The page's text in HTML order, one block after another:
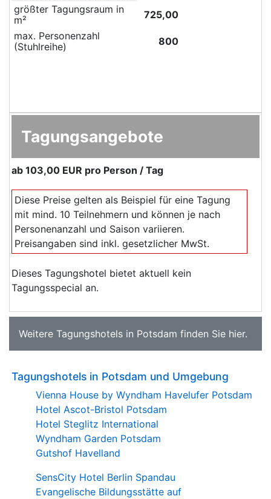
größter Tagungsraum in
m²
725,00
max. Personenzahl
(Stuhlreihe)
800
Tagungsangebote
ab 103,00 EUR pro Person / Tag
Diese Preise gelten als Beispiel für eine Tagung
mit mind. 10 Teilnehmern und können je nach
Personenanzahl und Saison variieren.
Preisangaben sind inkl. gesetzlicher MwSt.
Dieses Tagungshotel bietet aktuell kein
Tagungsspecial an.
Weitere Tagungshotels in Potsdam finden Sie hier.
Tagungshotels in Potsdam und Umgebung
Vienna House by Wyndham Havelufer Potsdam
Hotel Ascot-Bristol Potsdam
Hotel Steglitz International
Wyndham Garden Potsdam
Gutshof Havelland
SensCity Hotel Berlin Spandau
Evangelische Bildungsstätte auf